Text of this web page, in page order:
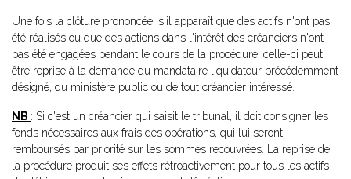
Une fois la clôture prononcée, s'il apparaît que des actifs n'ont pas
été réalisés ou que des actions dans l'intérêt des créanciers n'ont
pas été engagées pendant le cours de la procédure, celle-ci peut
être reprise à la demande du mandataire liquidateur précédemment
désigné, du ministère public ou de tout créancier intéressé.
NB : Si c'est un créancier qui saisit le tribunal, il doit consigner les
fonds nécessaires aux frais des opérations, qui lui seront
remboursés par priorité sur les sommes recouvrées. La reprise de
la procédure produit ses effets rétroactivement pour tous les actifs